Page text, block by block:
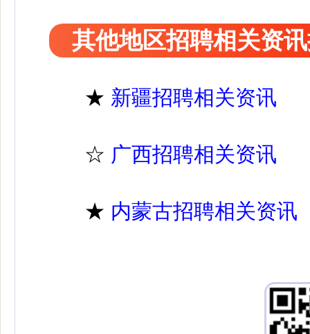
其他地区招聘相关资
★ 新疆招聘相关资讯
☆ 广西招聘相关资讯
★ 内蒙古招聘相关资讯